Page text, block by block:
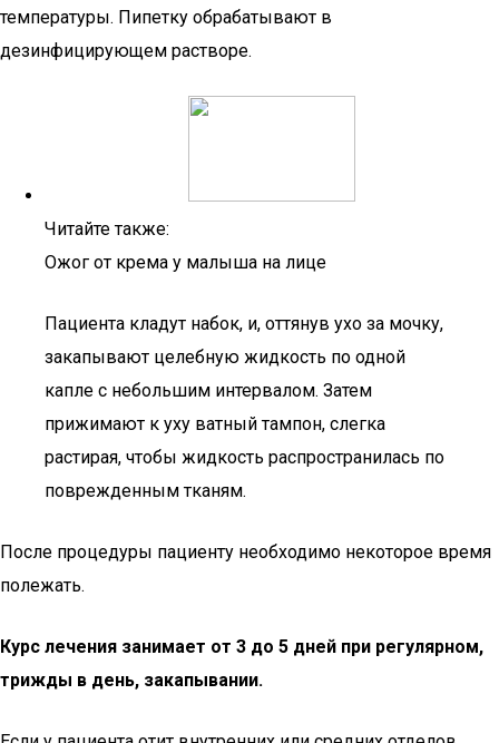
температуры. Пипетку обрабатывают в
дезинфицирующем растворе.
Читайте также:
Ожог от крема у малыша на лице
Пациента кладут набок, и, оттянув ухо за мочку,
закапывают целебную жидкость по одной
капле с небольшим интервалом. Затем
прижимают к уху ватный тампон, слегка
растирая, чтобы жидкость распространилась по
поврежденным тканям.
После процедуры пациенту необходимо некоторое время
полежать.
Курс лечения занимает от 3 до 5 дней при регулярном,
трижды в день, закапывании.